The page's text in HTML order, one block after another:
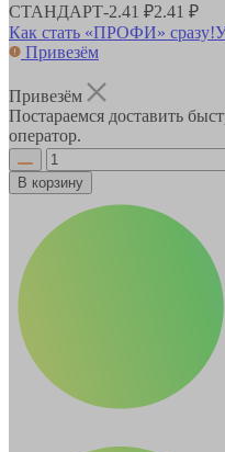
СТАНДАРТ-2.41 ₽2.41 ₽
Как стать «ПРОФИ» сразу!
Привезём
Привезём
Постараемся доставить
оператор.
В корзину